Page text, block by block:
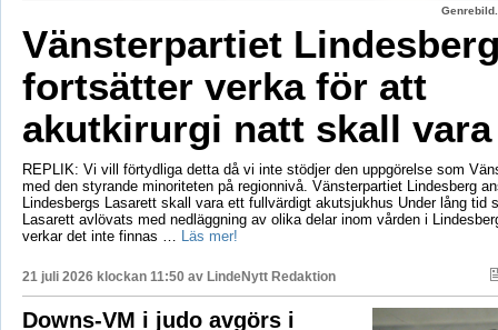
Vänsterpartiet
fortsätter verka för att
akutkirurgi natt skall
REPLIK: Vi vill förtydliga detta då vi inte stödjer den uppgörelse som
med den styrande minoriteten på regionnivå. Vänsterpartiet Lindesberg
Lindesbergs Lasarett skall vara ett fullvärdigt akutsjukhus Under lång tid
Lasarett avlövats med nedläggning av olika delar inom vården i
verkar det inte finnas … Läs mer!
21 juli 2026 klockan 11:50 av LindeNytt Redaktion
Downs-VM i judo avgörs i